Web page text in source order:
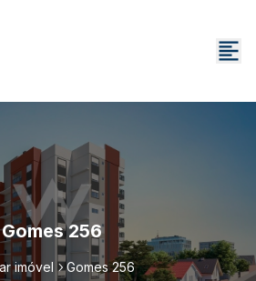
Gomes 256
imóvel Gomes 256